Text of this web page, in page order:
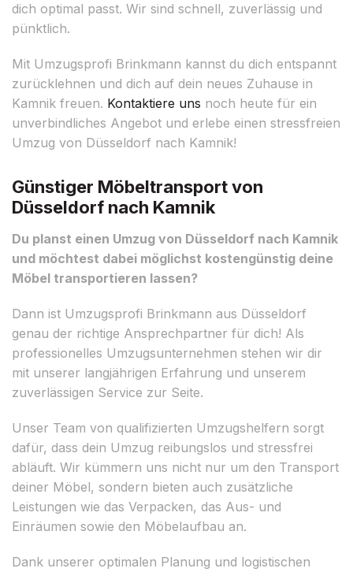
dich optimal passt. Wir sind schnell, zuverlässig und
pünktlich.
Mit Umzugsprofi Brinkmann kannst du dich entspannt
zurücklehnen und dich auf dein neues Zuhause in
Kamnik freuen. Kontaktiere uns noch heute für ein
unverbindliches Angebot und erlebe einen stressfreien
Umzug von Düsseldorf nach Kamnik!
Günstiger Möbeltransport von
Düsseldorf nach Kamnik
Du planst einen Umzug von Düsseldorf nach Kamnik
und möchtest dabei möglichst kostengünstig deine
Möbel transportieren lassen?
Dann ist Umzugsprofi Brinkmann aus Düsseldorf
genau der richtige Ansprechpartner für dich! Als
professionelles Umzugsunternehmen stehen wir dir
mit unserer langjährigen Erfahrung und unserem
zuverlässigen Service zur Seite.
Unser Team von qualifizierten Umzugshelfern sorgt
dafür, dass dein Umzug reibungslos und stressfrei
abläuft. Wir kümmern uns nicht nur um den Transport
deiner Möbel, sondern bieten auch zusätzliche
Leistungen wie das Verpacken, das Aus- und
Einräumen sowie den Möbelaufbau an.
Dank unserer optimalen Planung und logistischen